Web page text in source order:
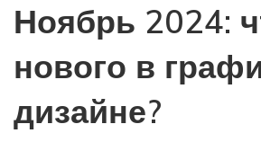
Ноябрь 2024:
нового в
дизайне?